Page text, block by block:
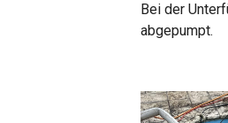
Bei der
abgepumpt.